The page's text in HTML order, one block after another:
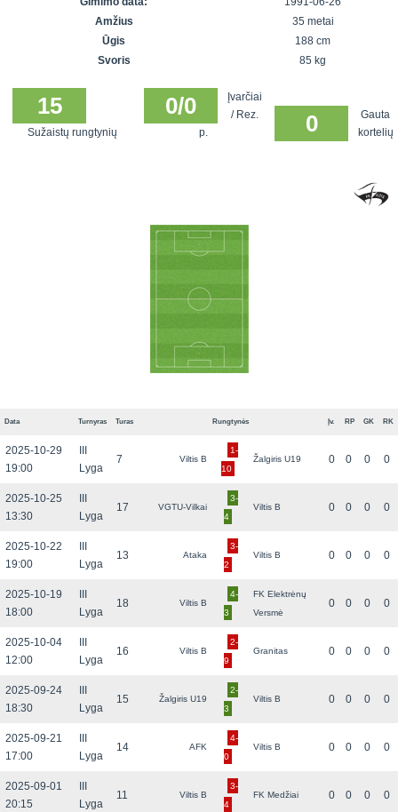
SFL rudens
Snaigės taurė
čempionatas
Vilnius
Amžius
35 metai
Ūgis
188 cm
Svoris
85 kg
15
Sužaistų rungtynių
0/0
Įvarčiai
/ Rez.
p.
0
Gauta
kortelių
Data Turnyras Turas Rungtynės Įv. RP GK RK
2025-10-29
19:00
Lyga
7 Viltis B
1-
10
Žalgiris U19 0 0 0 0
2025-10-25
13:30
Lyga
17 VGTU-Vilkai
3-
4
Viltis B 0 0 0 0
2025-10-22
19:00
Lyga
13 Ataka
3-
2
Viltis B 0 0 0 0
2025-10-19
18:00
Lyga
18 Viltis B
4-
3
FK Elektrėnų
Versmė
0 0 0 0
2025-10-04
12:00
Lyga
16 Viltis B
2-
9
Granitas 0 0 0 0
2025-09-24
18:30
Lyga
15 Žalgiris U19
2-
3
Viltis B 0 0 0 0
2025-09-21
17:00
Lyga
14 AFK
4-
0
Viltis B 0 0 0 0
2025-09-01
20:15
Lyga
11 Viltis B
3-
4
FK Medžiai 0 0 0 0